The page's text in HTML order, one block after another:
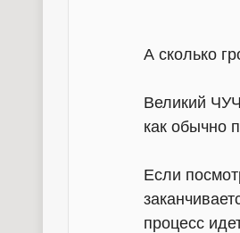
А сколько
Великий
как обычно
Если
процесс